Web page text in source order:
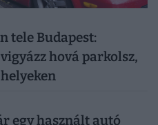
tele Budapest:
hová parkolsz,
egy használt autó